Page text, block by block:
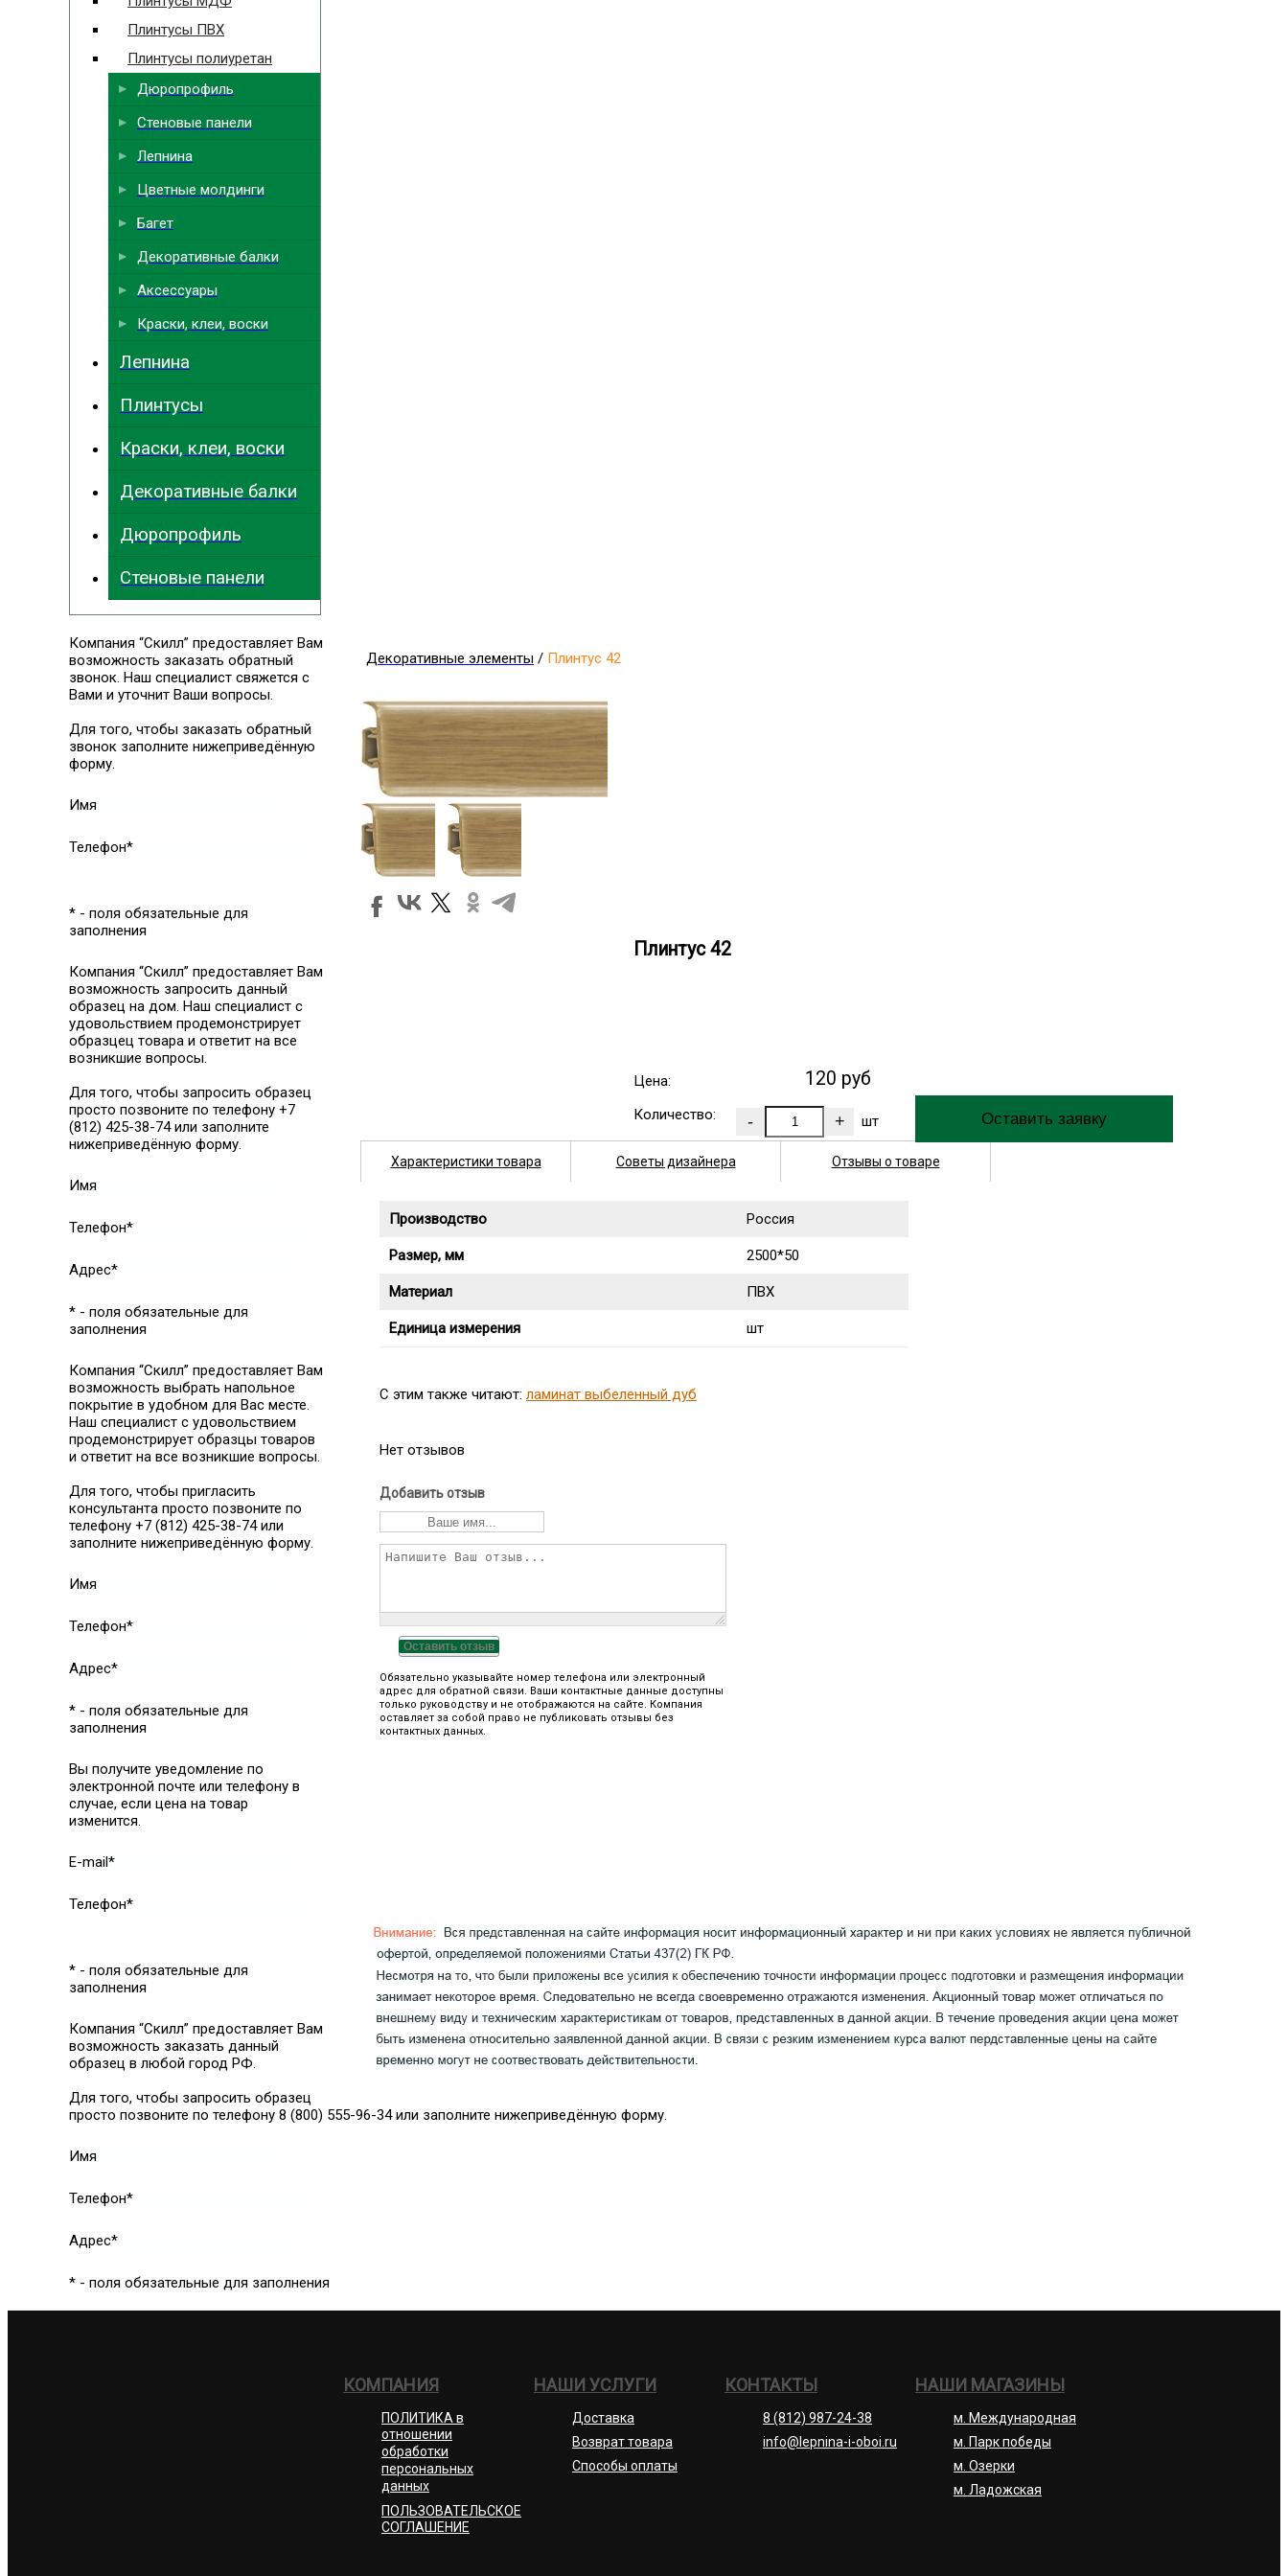
Плинтусы ПВХ
Плинтусы полиуретан
Дюропрофиль
Стеновые панели
Лепнина
Цветные молдинги
Багет
Декоративные балки
Аксессуары
Краски, клеи, воски
Лепнина
Плинтусы
Краски, клеи, воски
Декоративные балки
Дюропрофиль
Стеновые панели
Декоративные элементы / Плинтус 42
Плинтус 42
Цена: 120 руб
Количество: шт
Характеристики товара Советы дизайнера Отзывы о товаре
Производство Россия
Размер, мм 2500*50
Материал ПВХ
Единица измерения шт
C этим также читают: ламинат выбеленный дуб
Нет отзывов
Добавить отзыв
Оставить отзыв
Обязательно указывайте номер телефона или электронный
адрес для обратной связи. Ваши контактные данные доступны
только руководству и не отображаются на сайте. Компания
оставляет за собой право не публиковать отзывы без
контактных данных.
Компания “Скилл” предоставляет Вам
возможность заказать обратный
звонок. Наш специалист свяжется с
Вами и уточнит Ваши вопросы.
Для того, чтобы заказать обратный
звонок заполните нижеприведённую
форму.
Имя
Телефон*
* - поля обязательные для
заполнения
Компания “Скилл” предоставляет Вам
возможность запросить данный
образец на дом. Наш специалист с
удовольствием продемонстрирует
образцец товара и ответит на все
возникшие вопросы.
Для того, чтобы запросить образец
просто позвоните по телефону +7
(812) 425-38-74 или заполните
нижеприведённую форму.
Имя
Телефон*
Адрес*
* - поля обязательные для
заполнения
Компания “Скилл” предоставляет Вам
возможность выбрать напольное
покрытие в удобном для Вас месте.
Наш специалист с удовольствием
продемонстрирует образцы товаров
и ответит на все возникшие вопросы.
Для того, чтобы пригласить
консультанта просто позвоните по
телефону +7 (812) 425-38-74 или
заполните нижеприведённую форму.
Имя
Телефон*
Адрес*
* - поля обязательные для
заполнения
Вы получите уведомление по
электронной почте или телефону в
случае, если цена на товар
изменится.
E-mail*
Телефон*
* - поля обязательные для
заполнения
Компания “Скилл” предоставляет Вам
возможность заказать данный
образец в любой город РФ.
Для того, чтобы запросить образец
просто позвоните по телефону 8 (800) 555-96-34 или заполните нижеприведённую форму.
Имя
Телефон*
Адрес*
* - поля обязательные для заполнения
КОМПАНИЯ
ПОЛИТИКА в
отношении
обработки
персональных
данных
ПОЛЬЗОВАТЕЛЬСКОЕ
СОГЛАШЕНИЕ
НАШИ УСЛУГИ
Доставка
Возврат товара
Способы оплаты
КОНТАКТЫ
8 (812) 987-24-38
info@lepnina-i-oboi.ru
НАШИ МАГАЗИНЫ
м. Международная
м. Парк победы
м. Озерки
м. Ладожская